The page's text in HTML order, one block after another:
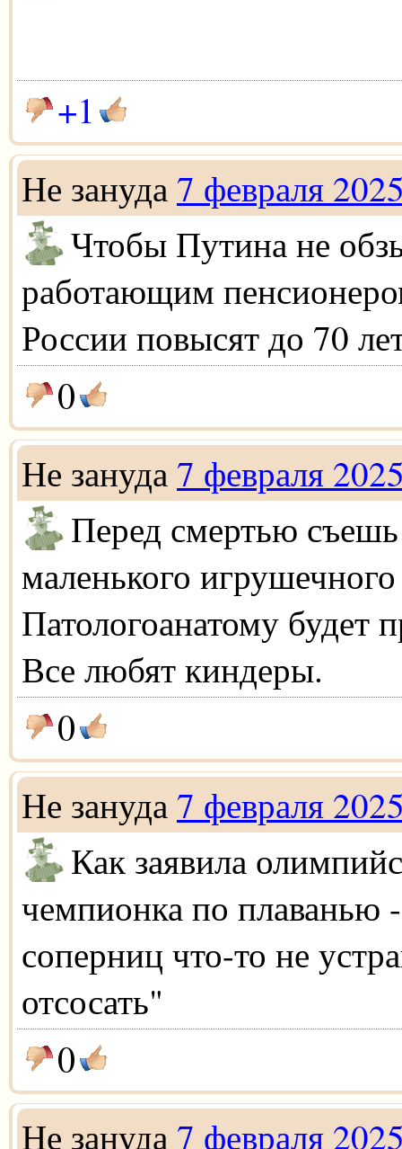
+1
Не зануда 7 февраля
Чтобы Путина не
работающим
России повысят до 70
0
Не зануда 7 февраля
Перед смертью съешь
маленького
Патологоанатому будет
Все любят киндеры.
0
Не зануда 7 февраля
Как заявила
чемпионка по плаванью
соперниц что-то не
отсосать"
0
Не зануда 7 февраля